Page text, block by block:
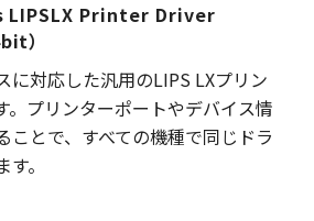
LIPSLX Printer Driver
）
に対応した汎用のLIPS LXプリン
。プリンターポートやデバイス情
ことで、すべての機種で同じドラ
。